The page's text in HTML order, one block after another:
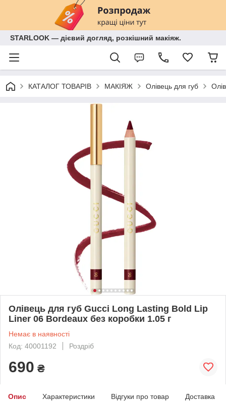
STARLOOK — дієвий догляд, розкішний макіяж.
КАТАЛОГ ТОВАРІВ МАКІЯЖ Олівець для губ
Олівець для губ Gucci Long Lasting Bold Lip
Liner 06 Bordeaux без коробки 1.05 г
Немає в наявності
Код: 40001192
Роздріб
690 ₴
Опис Характеристики Відгуки про товар Доставка